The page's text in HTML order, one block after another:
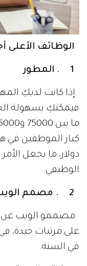
الوظائف الأعلى
إذا كانت لديكِ
فيمكنكِ بسهولة
دولار، ما يجعل
الوظيفي.
مصممو الويب عن
في السنة.